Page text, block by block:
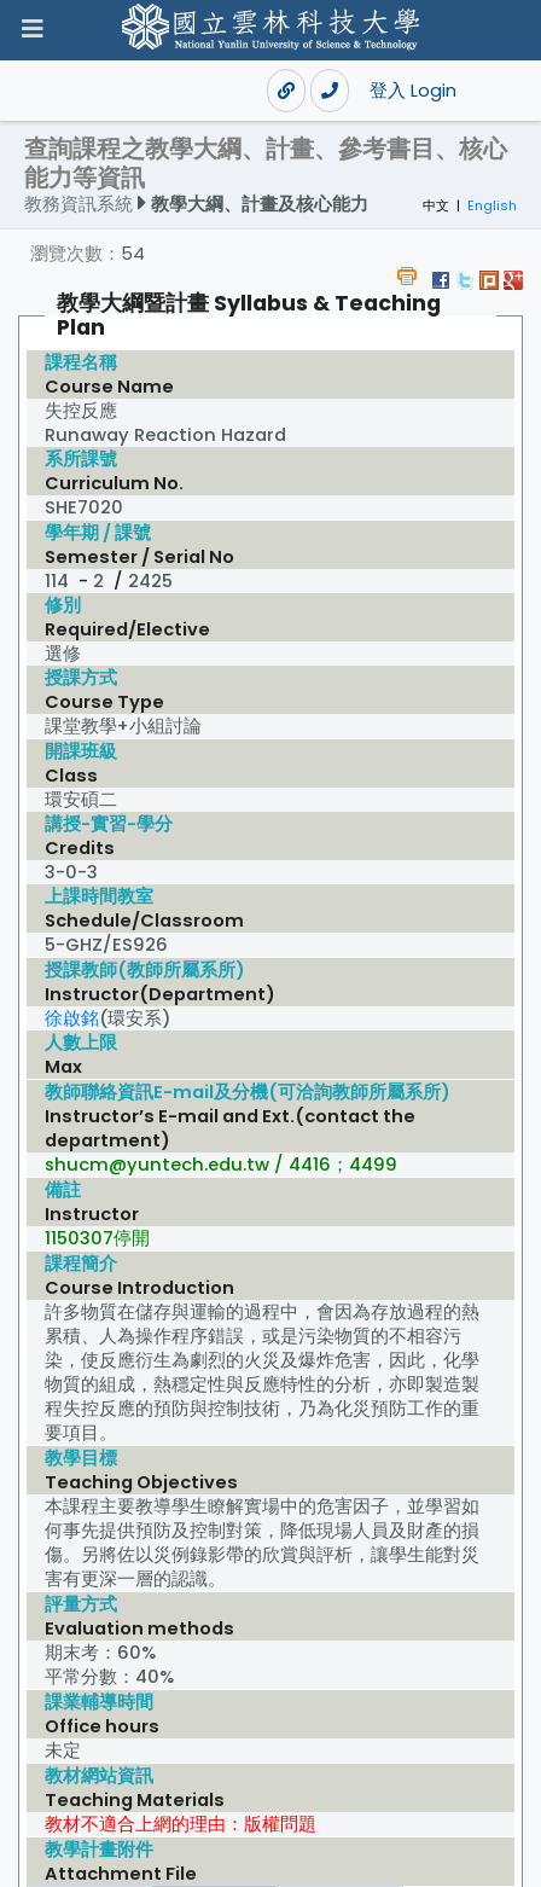
登入 Login
查詢課程之教學大綱、計畫、參考書目、核心
能力等資訊
教務資訊系統 教學大綱、計畫及核心能力 中文 | English
瀏覽次數： 54
教學大綱暨計畫 Syllabus & Teaching
Plan
課程名稱
Course Name
失控反應
Runaway Reaction Hazard
系所課號
Curriculum No.
SHE7020
學年期 / 課號
Semester / Serial No
114 - 2 / 2425
修別
Required/Elective
選修
授課方式
Course Type
課堂教學+小組討論
開課班級
Class
環安碩二
講授-實習-學分
Credits
3-0-3
上課時間教室
Schedule/Classroom
5-GHZ/ES926
授課教師(教師所屬系所)
Instructor(Department)
徐啟銘(環安系)
人數上限
Max
教師聯絡資訊E-mail及分機(可洽詢教師所屬系所)
Instructor’s E-mail and Ext.(contact the
department)
shucm@yuntech.edu.tw / 4416；4499
備註
Instructor
1150307停開
課程簡介
Course Introduction
許多物質在儲存與運輸的過程中，會因為存放過程的熱
累積、人為操作程序錯誤，或是污染物質的不相容污
染，使反應衍生為劇烈的火災及爆炸危害，因此，化學
物質的組成，熱穩定性與反應特性的分析，亦即製造製
程失控反應的預防與控制技術，乃為化災預防工作的重
要項目。
教學目標
Teaching Objectives
本課程主要教導學生瞭解實場中的危害因子，並學習如
何事先提供預防及控制對策，降低現場人員及財產的損
傷。另將佐以災例錄影帶的欣賞與評析，讓學生能對災
害有更深一層的認識。
評量方式
Evaluation methods
期末考：60%
平常分數：40%
課業輔導時間
Office hours
未定
教材網站資訊
Teaching Materials
教材不適合上網的理由：版權問題
教學計畫附件
Attachment File